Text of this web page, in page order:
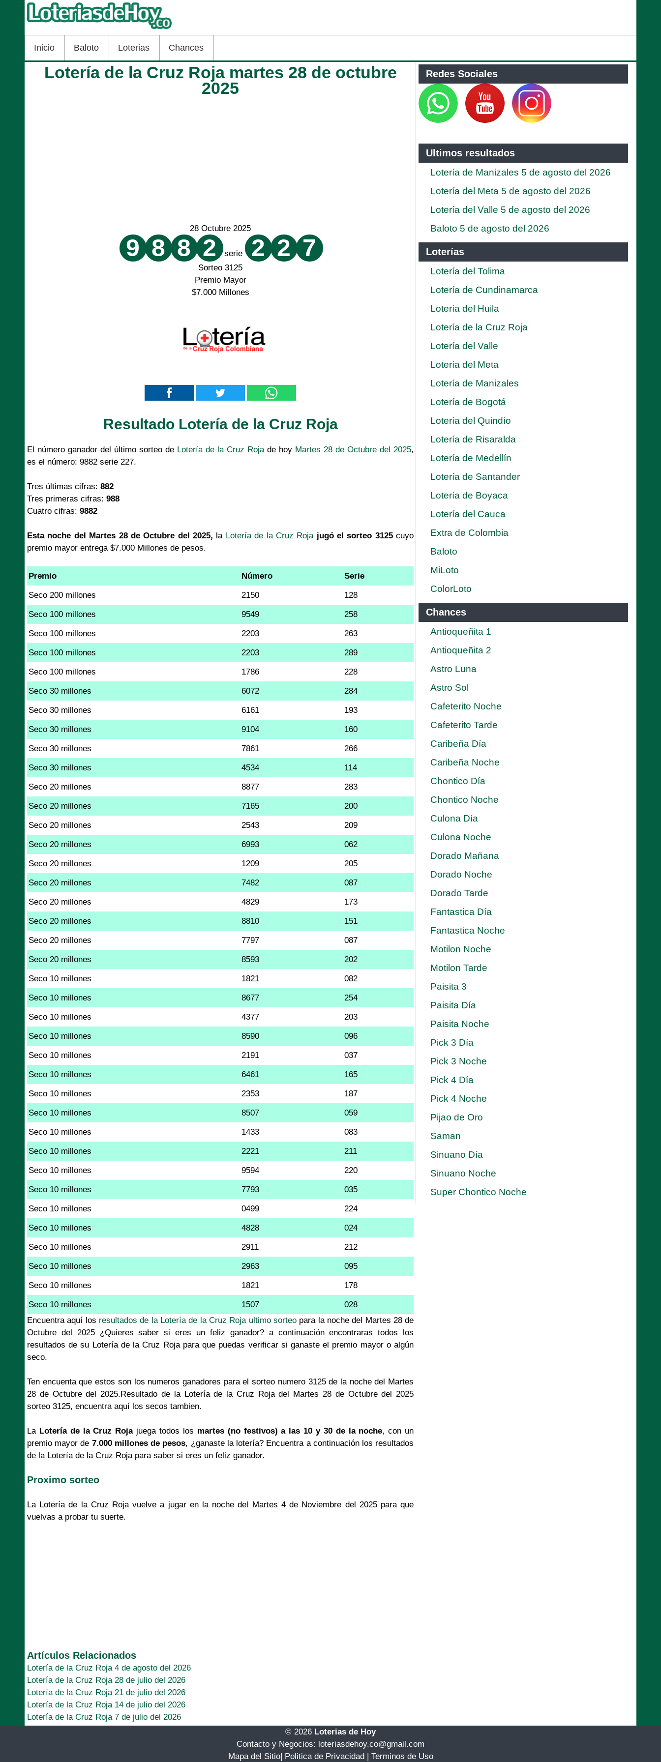
Inicio Baloto Loterias Chances
Lotería de la Cruz Roja martes 28 de octubre
2025
28 Octubre 2025
9 8 8 2 serie 2 2 7
Sorteo 3125
Premio Mayor
$7.000 Millones
Resultado Lotería de la Cruz Roja
El número ganador del último sorteo de Lotería de la Cruz Roja de hoy Martes 28 de Octubre del 2025,
es el número: 9882 serie 227.
Tres últimas cifras: 882
Tres primeras cifras: 988
Cuatro cifras: 9882
Esta noche del Martes 28 de Octubre del 2025, la Lotería de la Cruz Roja jugó el sorteo 3125cuyo
premio mayor entrega $7.000 Millones de pesos.
Premio Número Serie
Seco 200 millones 2150 128
Seco 100 millones 9549 258
Seco 100 millones 2203 263
Seco 100 millones 2203 289
Seco 100 millones 1786 228
Seco 30 millones 6072 284
Seco 30 millones 6161 193
Seco 30 millones 9104 160
Seco 30 millones 7861 266
Seco 30 millones 4534 114
Seco 20 millones 8877 283
Seco 20 millones 7165 200
Seco 20 millones 2543 209
Seco 20 millones 6993 062
Seco 20 millones 1209 205
Seco 20 millones 7482 087
Seco 20 millones 4829 173
Seco 20 millones 8810 151
Seco 20 millones 7797 087
Seco 20 millones 8593 202
Seco 10 millones 1821 082
Seco 10 millones 8677 254
Seco 10 millones 4377 203
Seco 10 millones 8590 096
Seco 10 millones 2191 037
Seco 10 millones 6461 165
Seco 10 millones 2353 187
Seco 10 millones 8507 059
Seco 10 millones 1433 083
Seco 10 millones 2221 211
Seco 10 millones 9594 220
Seco 10 millones 7793 035
Seco 10 millones 0499 224
Seco 10 millones 4828 024
Seco 10 millones 2911 212
Seco 10 millones 2963 095
Seco 10 millones 1821 178
Seco 10 millones 1507
028
Encuentra aquí los resultados de la Lotería de la Cruz Roja ultimo sorteopara la noche del Martes 28 de
Octubre del 2025 ¿Quieres saber si eres un feliz ganador? a continuación encontraras todos los
resultados de su Lotería de la Cruz Roja para que puedas verificar si ganaste el premio mayor o algún
seco.
Ten encuenta que estos son los numeros ganadores para el sorteo numero 3125 de la noche del Martes
28 de Octubre del 2025.Resultado de la Lotería de la Cruz Roja del Martes 28 de Octubre del 2025
sorteo 3125, encuentra aquí los secos tambien.
La Lotería de la Cruz Rojajuega todos los martes (no festivos) a las 10 y 30 de la noche, con un
premio mayor de 7.000 millones de pesos, ¿ganaste la lotería? Encuentra a continuación los resultados
de la Lotería de la Cruz Roja para saber si eres un feliz ganador.
Proximo sorteo
La Lotería de la Cruz Roja vuelve a jugar en la noche del Martes 4 de Noviembre del 2025 para que
vuelvas a probar tu suerte.
Artículos Relacionados
Lotería de la Cruz Roja 4 de agosto del 2026
Lotería de la Cruz Roja 28 de julio del 2026
Lotería de la Cruz Roja 21 de julio del 2026
Lotería de la Cruz Roja 14 de julio del 2026
Lotería de la Cruz Roja 7 de julio del 2026
Redes Sociales
Ultimos resultados
Lotería de Manizales 5 de agosto del 2026
Lotería del Meta 5 de agosto del 2026
Lotería del Valle 5 de agosto del 2026
Baloto 5 de agosto del 2026
Loterías
Lotería del Tolima
Lotería de Cundinamarca
Lotería del Huila
Lotería de la Cruz Roja
Lotería del Valle
Lotería del Meta
Lotería de Manizales
Lotería de Bogotá
Lotería del Quindío
Lotería de Risaralda
Lotería de Medellín
Lotería de Santander
Lotería de Boyaca
Lotería del Cauca
Extra de Colombia
Baloto
MiLoto
ColorLoto
Chances
Antioqueñita 1
Antioqueñita 2
Astro Luna
Astro Sol
Cafeterito Noche
Cafeterito Tarde
Caribeña Día
Caribeña Noche
Chontico Día
Chontico Noche
Culona Día
Culona Noche
Dorado Mañana
Dorado Noche
Dorado Tarde
Fantastica Día
Fantastica Noche
Motilon Noche
Motilon Tarde
Paisita 3
Paisita Día
Paisita Noche
Pick 3 Día
Pick 3 Noche
Pick 4 Día
Pick 4 Noche
Pijao de Oro
Saman
Sinuano Día
Sinuano Noche
Super Chontico Noche
© 2026 Loterias de Hoy
Contacto y Negocios: loteriasdehoy.co@gmail.com
Mapa del Sitio| Politica de Privacidad| Terminos de Uso